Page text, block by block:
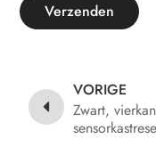
Verzenden
VORIGE
Zwart,